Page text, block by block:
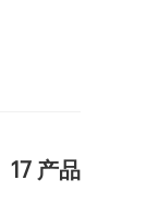
17 产品